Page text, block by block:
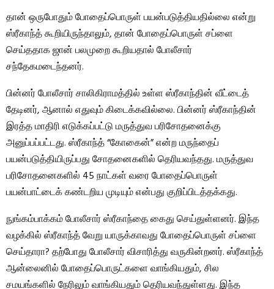
தான் ஒருபோதும் போதைப்பொருள் பயன்படுத்தியதில்லை என்று
ஸ்ரீகாந்த் கூறியிருந்தாலும், தான் போதைப்பொருள் சப்ளை
செய்ததாக ஜான் பலமுறை கூறியதால் போலீசார்
சந்தேகமடைந்தனர்.
பின்னர் போலீசார் சாலிகிராமத்தில் உள்ள ஸ்ரீகாந்தின் வீட்டைத்
தேடினர், ஆனால் எதுவும் கிடைக்கவில்லை. பின்னர் ஸ்ரீகாந்தின்
இரத்த மாதிரி எடுக்கப்பட்டு மருத்துவ பரிசோதனைக்கு
அனுப்பப்பட்டது. ஸ்ரீகாந்த் “கோகைன்” என்ற மருந்தைப்
பயன்படுத்தியிருப்பது சோதனைகளில் தெரியவந்தது. மருத்துவ
பரிசோதனைகளில் 45 நாட்கள் வரை போதைப்பொருள்
பயன்பாட்டைக் கண்டறிய முடியும் என்பது குறிப்பிடத்தக்கது.
நுங்கம்பாக்கம் போலீசார் ஸ்ரீகாந்தை கைது செய்துள்ளனர். இந்த
வழக்கில் ஸ்ரீகாந்த் வேறு யாருக்காவது போதைப்பொருள் சப்ளை
செய்தாரா? தற்போது போலீசார் விசாரித்து வருகின்றனர். ஸ்ரீகாந்த்
ஆன்லைனில் போதைப்பொருட்களை வாங்கியதும், சில
சமயங்களில் நேரிலும் வாங்கியதும் தெரியவந்துள்ளது. இந்த